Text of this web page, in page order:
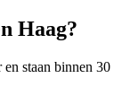
Haag?
staan binnen 30